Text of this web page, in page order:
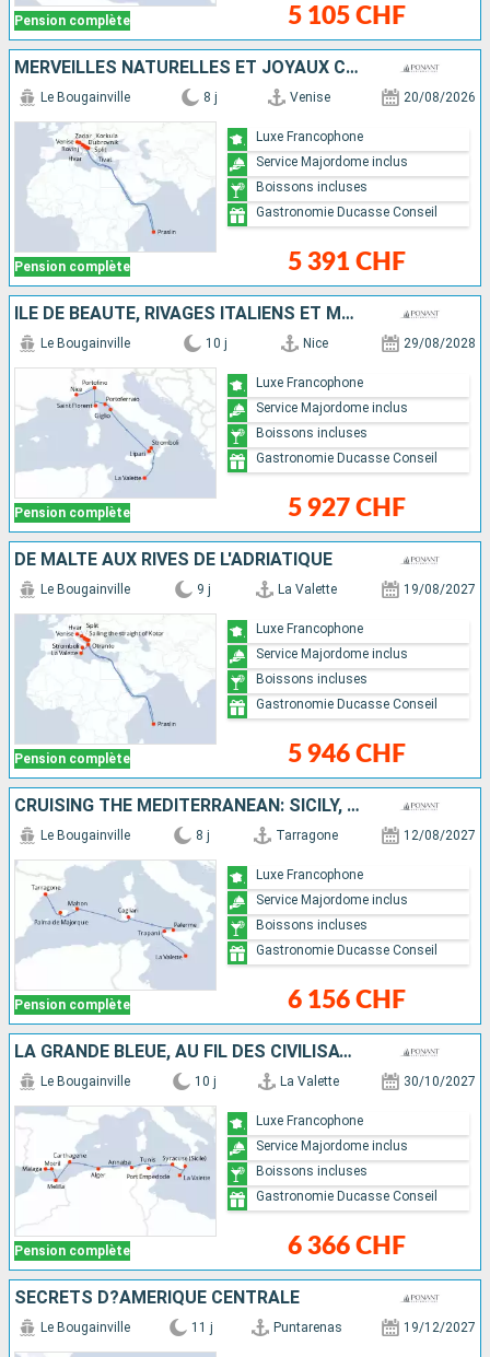
Pension complète 5 105 CHF
MERVEILLES NATURELLES ET JOYAUX CULTURELS DE DALMATIE
Pension complète
Le Bougainville 8 j Venise 20/08/2026
5 391 CHF
Luxe Francophone
Service Majordome inclus
Boissons incluses
Gastronomie Ducasse Conseil
ÎLE DE BEAUTÉ, RIVAGES ITALIENS ET MALTE
Pension complète
Le Bougainville 10 j Nice 29/08/2028
5 927 CHF
Luxe Francophone
Service Majordome inclus
Boissons incluses
Gastronomie Ducasse Conseil
DE MALTE AUX RIVES DE L'ADRIATIQUE
Pension complète
Le Bougainville 9 j La Valette 19/08/2027
5 946 CHF
Luxe Francophone
Service Majordome inclus
Boissons incluses
Gastronomie Ducasse Conseil
CRUISING THE MEDITERRANEAN: SICILY, SARDINIA, AND MALLORCA ? WITH SMITHSONIAN JOURNEYS
Pension complète
Le Bougainville 8 j Tarragone 12/08/2027
6 156 CHF
Luxe Francophone
Service Majordome inclus
Boissons incluses
Gastronomie Ducasse Conseil
LA GRANDE BLEUE, AU FIL DES CIVILISATIONS
Pension complète
Le Bougainville 10 j La Valette 30/10/2027
6 366 CHF
Luxe Francophone
Service Majordome inclus
Boissons incluses
Gastronomie Ducasse Conseil
SECRETS D?AMÉRIQUE CENTRALE
Le Bougainville 11 j Puntarenas 19/12/2027